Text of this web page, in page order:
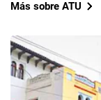
Más sobre ATU